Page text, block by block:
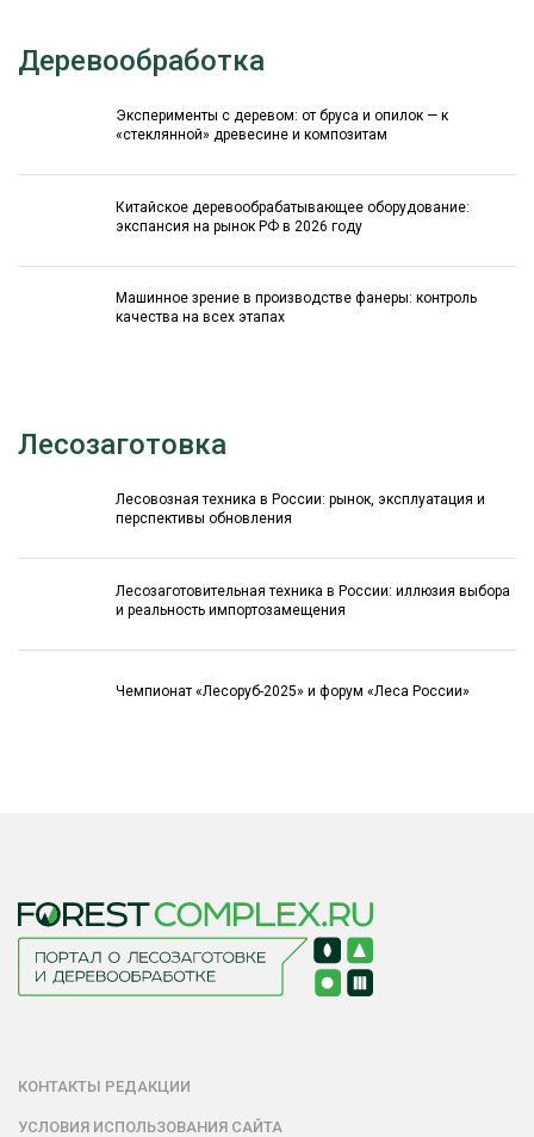
Деревообработка
Эксперименты с деревом: от бруса и опилок — к
«стеклянной» древесине и композитам
Китайское деревообрабатывающее оборудование:
экспансия на рынок РФ в 2026 году
Машинное зрение в производстве фанеры: контроль
качества на всех этапах
Лесозаготовка
Лесовозная техника в России: рынок, эксплуатация и
перспективы обновления
Лесозаготовительная техника в России: иллюзия выбора
и реальность импортозамещения
Чемпионат «Лесоруб-2025» и форум «Леса России»
КОНТАКТЫ РЕДАКЦИИ
УСЛОВИЯ ИСПОЛЬЗОВАНИЯ САЙТА